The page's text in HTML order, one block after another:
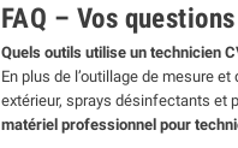
FAQ – Vos
Quels outils utilise un technicien
En plus de l’outillage de mesure
extérieur, sprays désinfectants et
matériel professionnel pour